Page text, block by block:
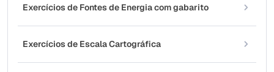
Exercícios de Fontes de Energia com gabarito
Exercícios de Escala Cartográfica